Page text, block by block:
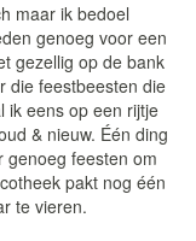
maar ik bedoel
genoeg voor een
gezellig op de bank
die feestbeesten die
ik eens op een rijtje
& nieuw. Één ding
genoeg feesten om
pakt nog één
te vieren.